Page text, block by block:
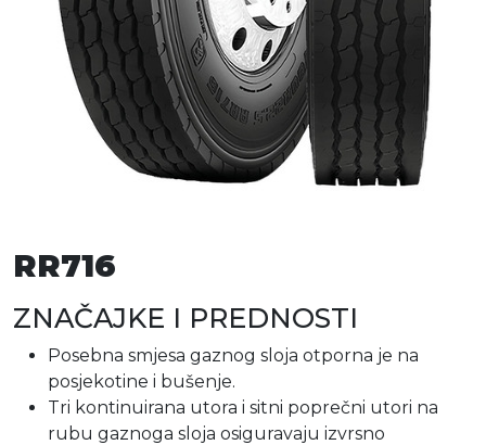
RR716
ZNAČAJKE I PREDNOSTI
Posebna smjesa gaznog sloja otporna je na
posjekotine i bušenje.
Tri kontinuirana utora i sitni poprečni utori na
rubu gaznoga sloja osiguravaju izvrsno